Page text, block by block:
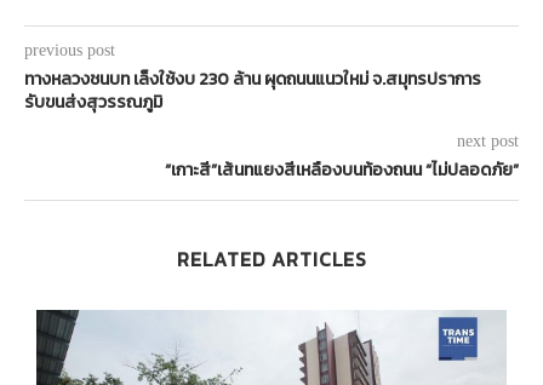
previous post
ทางหลวงชนบท เล็งใช้งบ 230 ล้าน ผุดถนนแนวใหม่ จ.สมุทรปราการ
รับขนส่งสุวรรณภูมิ
next post
“เกาะสี”เส้นทแยงสีเหลืองบนท้องถนน “ไม่ปลอดภัย”
RELATED ARTICLES